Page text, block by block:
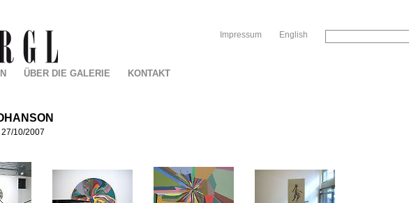
English
Impressum
27/10/2007
ÜBER DIE GALERIE KONTAKT